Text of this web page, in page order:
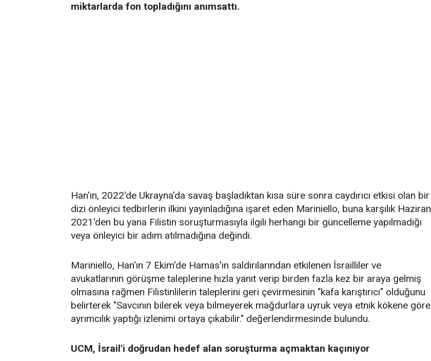
miktarlarda fon topladığını anımsattı.
Han'ın, 2022'de Ukrayna'da savaş başladıktan kısa süre sonra caydırıcı etkisi olan bir
dizi önleyici tedbirlerin ilkini yayınladığına işaret eden Mariniello, buna karşılık Haziran
2021'den bu yana Filistin soruşturmasıyla ilgili herhangi bir güncelleme yapılmadığı
veya önleyici bir adım atılmadığına değindi.
Mariniello, Han'ın 7 Ekim'de Hamas'ın saldırılarından etkilenen İsrailliler ve
avukatlarının görüşme taleplerine hızla yanıt verip birden fazla kez bir araya gelmiş
olmasına rağmen Filistinlilerin taleplerini geri çevirmesinin "kafa karıştırıcı" olduğunu
belirterek "Savcının bilerek veya bilmeyerek mağdurlara uyruk veya etnik kökene göre
ayrımcılık yaptığı izlenimi ortaya çıkabilir." değerlendirmesinde bulundu.
UCM, İsrail'i doğrudan hedef alan soruşturma açmaktan kaçınıyor